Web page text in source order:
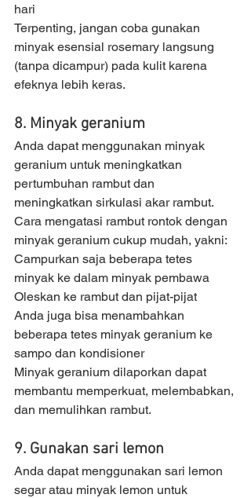
hari
Terpenting, jangan coba gunakan
minyak esensial rosemary langsung
(tanpa dicampur) pada kulit karena
efeknya lebih keras.
8. Minyak geranium
Anda dapat menggunakan minyak
geranium untuk meningkatkan
pertumbuhan rambut dan
meningkatkan sirkulasi akar rambut.
Cara mengatasi rambut rontok dengan
minyak geranium cukup mudah, yakni:
Campurkan saja beberapa tetes
minyak ke dalam minyak pembawa
Oleskan ke rambut dan pijat-pijat
Anda juga bisa menambahkan
beberapa tetes minyak geranium ke
sampo dan kondisioner
Minyak geranium dilaporkan dapat
membantu memperkuat, melembabkan,
dan memulihkan rambut.
9. Gunakan sari lemon
Anda dapat menggunakan sari lemon
segar atau minyak lemon untuk